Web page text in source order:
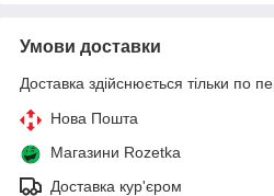
Умови доставки
Доставка здійснюється тільки по
Нова Пошта
Магазини Rozetka
Доставка кур'єром